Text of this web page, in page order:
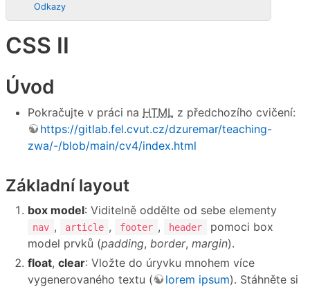
Odkazy
CSS II
Úvod
Pokračujte v práci na HTML z předchozího cvičení:
https://gitlab.fel.cvut.cz/dzuremar/teaching-
zwa/-/blob/main/cv4/index.html
Základní layout
box model: Viditelně oddělte od sebe elementy
nav , article , footer , header
pomoci box
model prvků (padding, border, margin).
float, clear: Vložte do úryvku mnohem více
vygenerovaného textu (
lorem ipsum). Stáhněte si